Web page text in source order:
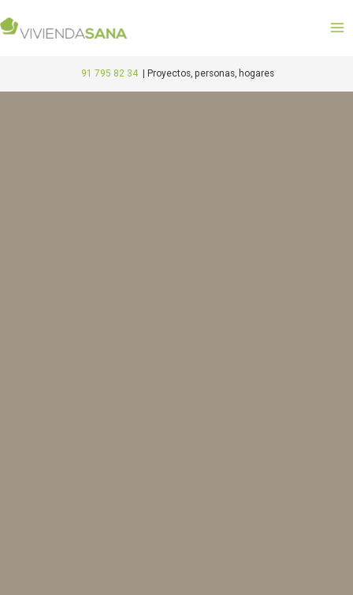
al
91 795 82 34 Proyectos, personas, hogares